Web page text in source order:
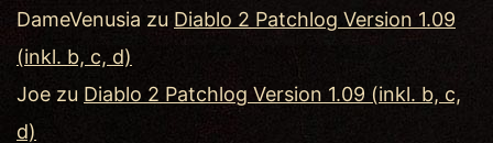
DameVenusia zu Diablo 2 Patchlog Version 1.09
(inkl. b, c, d)
Joe zu Diablo 2 Patchlog Version 1.09 (inkl. b, c,
d)